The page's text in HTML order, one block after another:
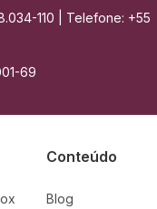
110 | Telefone: +55
69
Conteúdo
Blog